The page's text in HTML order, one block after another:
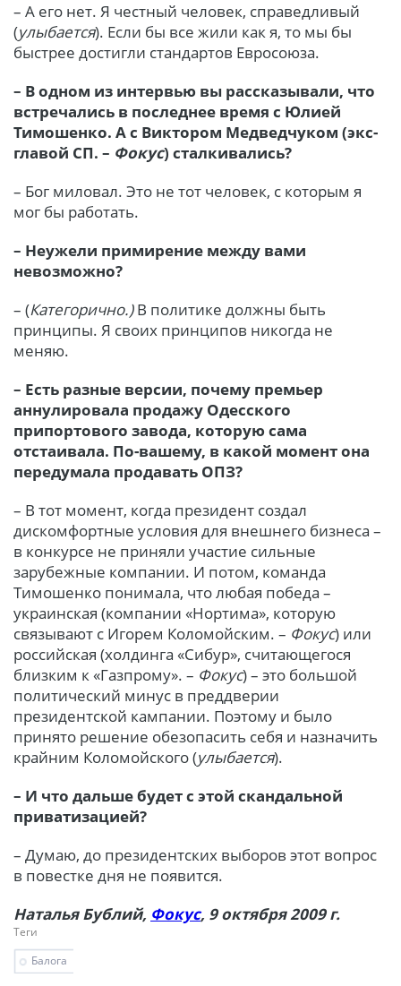
– А его нет. Я честный человек, справедливый
(улыбается). Если бы все жили как я, то мы бы
быстрее достигли стандартов Евросоюза.
– В одном из интервью вы рассказывали, что
встречались в последнее время с Юлией
Тимошенко. А с Виктором Медведчуком (экс-
главой СП. – Фокус) сталкивались?
– Бог миловал. Это не тот человек, с которым я
мог бы работать.
– Неужели примирение между вами
невозможно?
– (Категорично.)В политике должны быть
принципы. Я своих принципов никогда не
меняю.
– Есть разные версии, почему премьер
аннулировала продажу Одесского
припортового завода, которую сама
отстаивала. По-вашему, в какой момент она
передумала продавать ОПЗ?
– В тот момент, когда президент создал
дискомфортные условия для внешнего бизнеса –
в конкурсе не приняли участие сильные
зарубежные компании. И потом, команда
Тимошенко понимала, что любая победа –
украинская (компании «Нортима», которую
связывают с Игорем Коломойским. – Фокус) или
российская (холдинга «Сибур», считающегося
близким к «Газпрому». – Фокус) – это большой
политический минус в преддверии
президентской кампании. Поэтому и было
принято решение обезопасить себя и назначить
крайним Коломойского (улыбается).
– И что дальше будет с этой скандальной
приватизацией?
– Думаю, до президентских выборов этот вопрос
в повестке дня не появится.
Наталья Бублий, Фокус, 9 октября 2009 г.
Теги
Балога